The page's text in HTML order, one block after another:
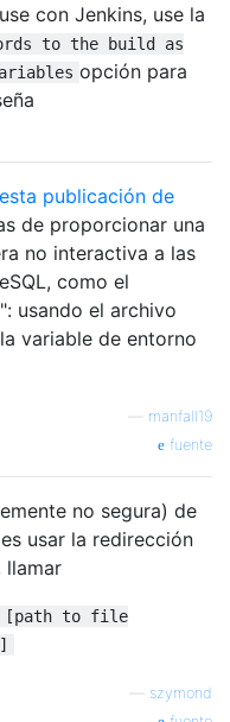
con Jenkins, use la
to the build as
opción para
esta publicación de
de proporcionar una
no interactiva a las
como el
usando el archivo
variable de entorno
manfall19
fuente
no segura) de
usar la redirección
llamar
< [path to file
szymond